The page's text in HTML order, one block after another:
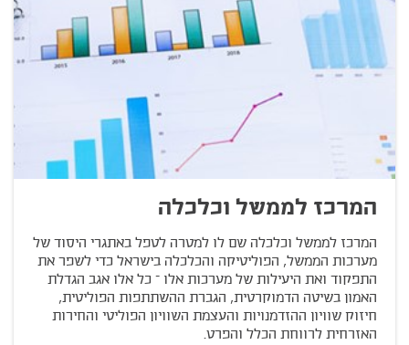
המרכז לממשל וכלכלה
המרכז לממשל וכלכלה שם לו למטרה לטפל באתגרי היסוד של
מערכות הממשל, הפוליטיקה והכלכלה בישראל כדי לשפר את
התפקוד ואת היעילות של מערכות אלו – כל אלו אגב הגדלת
האמון בשיטה הדמוקרטית, הגברת ההשתתפות הפוליטית,
חיזוק שוויון ההזדמנויות והעצמת השוויון הפוליטי והחירות
האזרחית לרווחת הכלל והפרט.